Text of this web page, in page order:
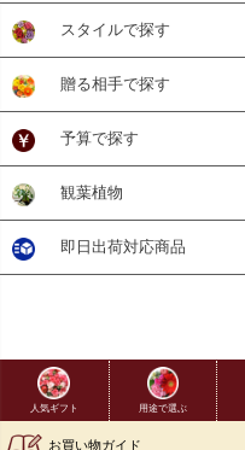
スタイルで探す
贈る相手で探す
予算で探す
観葉植物
即日出荷対応商品
人気ギフト 用途で選ぶ
お買い物ガイド